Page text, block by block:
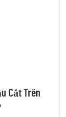
Cắt Trên